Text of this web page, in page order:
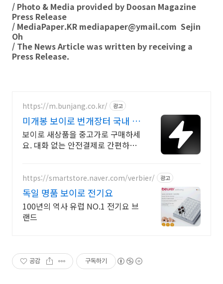
/ Photo & Media provided by Doosan Magazine
Press Release
/ MediaPaper.KR mediapaper@ymail.com Sejin
Oh
/ The News Article was written by receiving a
Press Release.
https://m.bunjang.co.kr/ 광고
미개봉 보이로 번개장터 국내 최
대 브랜드 중고거래
보이로 새상품을 중고가로 구매하세
요. 대화 없는 안전결제로 간편하게!
상품 업로드
https://smartstore.naver.com/verbier/ 광고
독일 명품 보이로 전기요
100년의 역사 유럽 NO.1 전기요 브
랜드
공감 구독하기